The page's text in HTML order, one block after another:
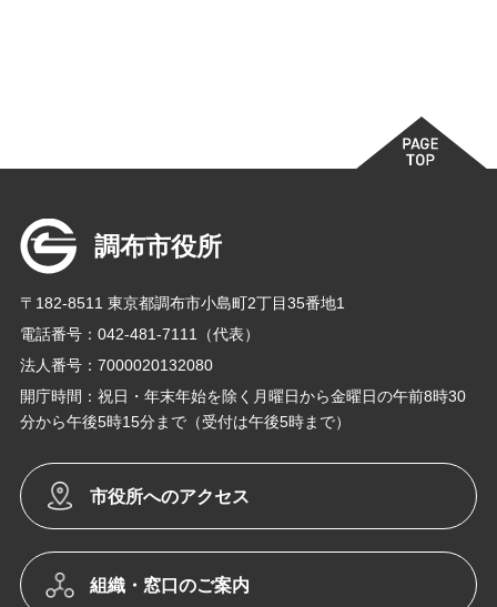
調布市役所
〒182-8511 東京都調布市小島町2丁目35番地1
電話番号：042-481-7111（代表）
法人番号：7000020132080
開庁時間：祝日・年末年始を除く月曜日から金曜日の午前8時30
分から午後5時15分まで（受付は午後5時まで）
市役所へのアクセス
組織・窓口のご案内